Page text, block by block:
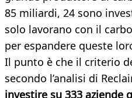
85 miliardi, 24 sono
solo lavorano con il
per espandere queste
Il punto è che il criterio
secondo l’analisi di
investire su 333 aziende